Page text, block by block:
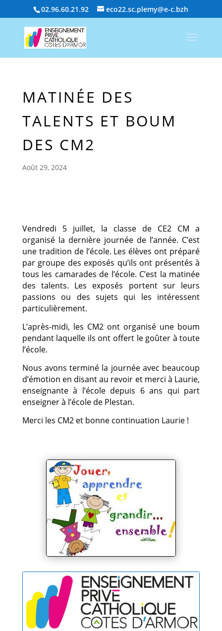
02.96.60.21.92 eco22.sc.plemy@e-c.bzh
MATINÉE DES
TALENTS ET BOUM
DES CM2
Août 29, 2024
Vendredi 5 juillet, la classe de CE2 CM a
organisé la dernière journée de l’année. C’est
une tradition de l’école. Les élèves ont préparé
par groupe des exposés qu’ils ont présentés à
tous les camarades de l’école. C’est la matinée
des talents. Les exposés portent sur leurs
passions ou des sujets qui les intéressent
particulièrement.
L’après-midi, les CM2 ont organisé une boum
pendant laquelle ils ont offert le goûter à toute
l’école.
Nous avons terminé la journée avec beaucoup
d’émotion en disant au revoir et merci à Laurie,
enseignante à l’école depuis 6 ans qui part
enseigner à l’école de Plestan.
Merci les CM2 et bonne continuation Laurie !